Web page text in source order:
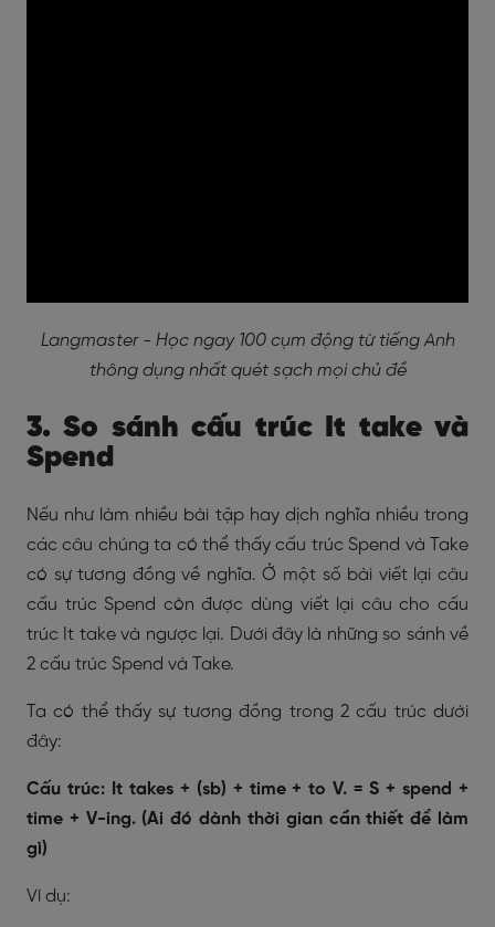
Langmaster - Học ngay 100 cụm động từ tiếng Anh
thông dụng nhất quét sạch mọi chủ đề
3. So sánh cấu trúc It take và
Spend
Nếu như làm nhiều bài tập hay dịch nghĩa nhiều trong
các câu chúng ta có thể thấy cấu trúc Spend và Take
có sự tương đồng về nghĩa. Ở một số bài viết lại câu
cấu trúc Spend còn được dùng viết lại câu cho cấu
trúc It take và ngược lại. Dưới đây là những so sánh về
2 cấu trúc Spend và Take.
Ta có thể thấy sự tương đồng trong 2 cấu trúc dưới
đây:
Cấu trúc: It takes + (sb) + time + to V. = S + spend +
time + V-ing. (Ai đó dành thời gian cần thiết để làm
gì)
Ví dụ: